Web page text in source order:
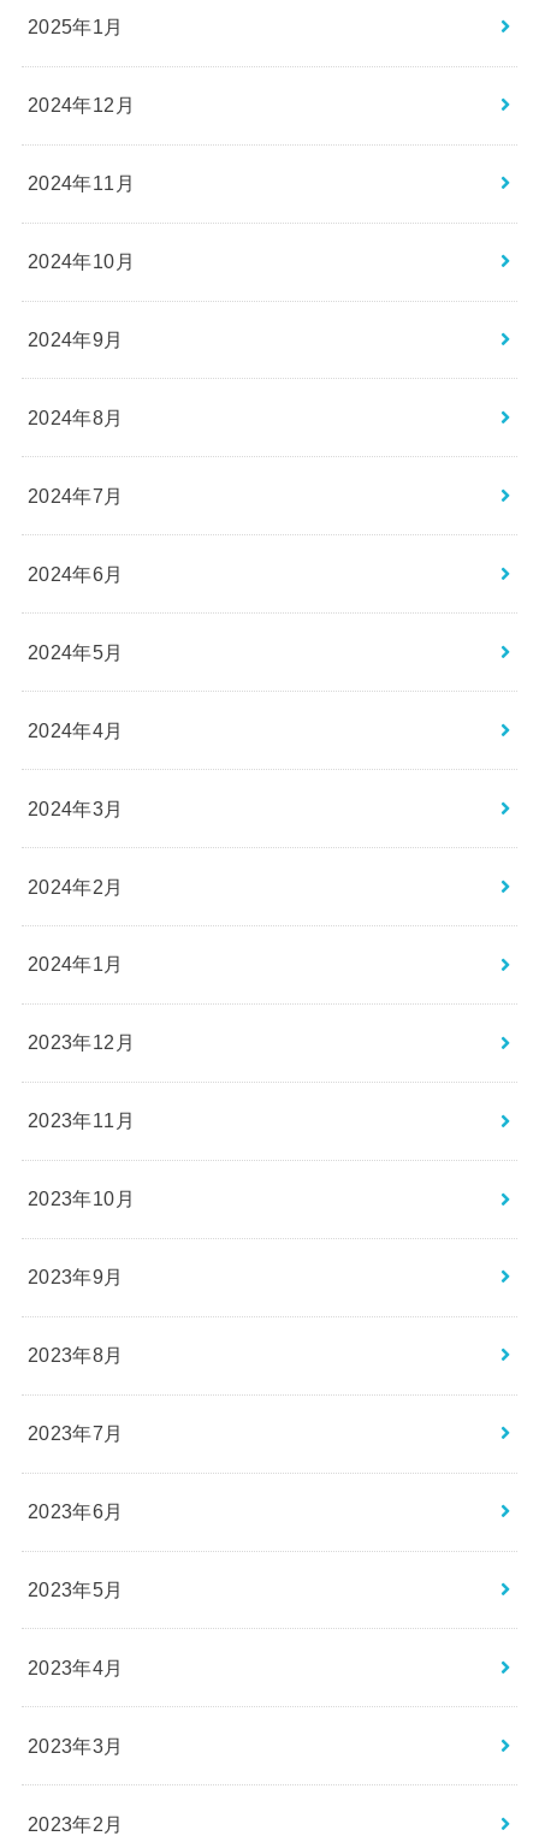
2025年1月
2024年12月
2024年11月
2024年10月
2024年9月
2024年8月
2024年7月
2024年6月
2024年5月
2024年4月
2024年3月
2024年2月
2024年1月
2023年12月
2023年11月
2023年10月
2023年9月
2023年8月
2023年7月
2023年6月
2023年5月
2023年4月
2023年3月
2023年2月